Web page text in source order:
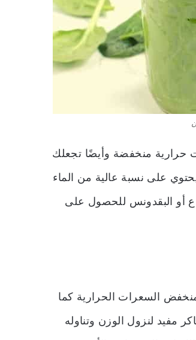
حرارية منخفضة وأيضًا تجعلك
على نسبة عالية من الماء
أو البقدونس للحصول على
السعرات الحرارية كما
الباكر مفيد لنزول الوزن وتناوله